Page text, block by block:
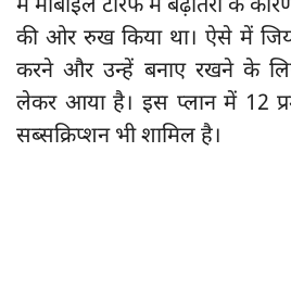
में मोबाइल टैरिफ में बढ़ोतरी के
की ओर रुख किया था। ऐसे में
करने और उन्हें बनाए रखने के
लेकर आया है। इस प्लान में 12
सब्सक्रिप्शन भी शामिल है।